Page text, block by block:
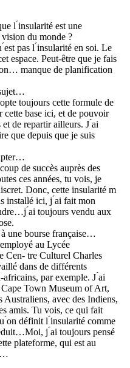
l ́insularité est une
du monde ?
pas l ́insularité en soi. Le
espace. Peut-être que je fais
manque de planification
toujours cette formule de
base ici, et de pouvoir
de repartir ailleurs. J ́ai
que depuis que je suis
de succès auprès des
ces années, tu vois, je
Donc, cette insularité m
installé ici, j ́ai fait mon
́ai toujours vendu aux
à une bourse française…
au Lycée
Cen- tre Culturel Charles
dans de différents
par exemple. J ́ai
Town Museum of Art,
Australiens, avec des Indiens,
amis. Tu vois, ce qui fait
́on définit l ́insularité comme
j ́ai toujours pensé
plateforme, qui est au